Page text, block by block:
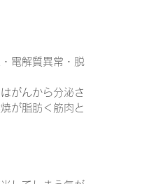
頭痛を科学する
電解質異常・脱
がんから分泌さ
が脂肪＜筋肉と